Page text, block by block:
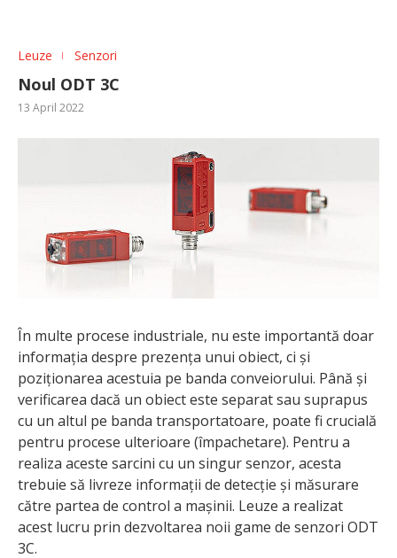
Leuze Senzori
Noul ODT 3C
13 April 2022
În multe procese industriale, nu este importantă doar
informația despre prezența unui obiect, ci și
poziționarea acestuia pe banda conveiorului. Până și
verificarea dacă un obiect este separat sau suprapus
cu un altul pe banda transportatoare, poate fi crucială
pentru procese ulterioare (împachetare). Pentru a
realiza aceste sarcini cu un singur senzor, acesta
trebuie să livreze informații de detecție și măsurare
către partea de control a mașinii. Leuze a realizat
acest lucru prin dezvoltarea noii game de senzori ODT
3C.